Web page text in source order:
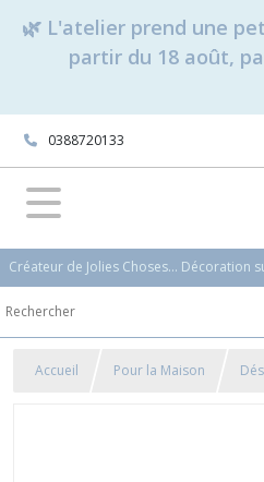
🌿 L'atelier prend une
partir du 18 août,
0388720133
Créateur de Jolies Choses... Décoration
Accueil Pour la Maison